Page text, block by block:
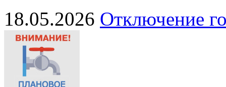
18.05.2026 Отключение